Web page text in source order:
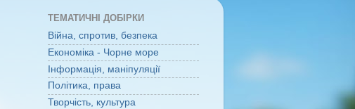
ТЕМАТИЧНІ ДОБІРКИ
Війна, спротив, безпека
Економіка - Чорне море
Інформація, маніпуляції
Політика, права
Творчість, культура